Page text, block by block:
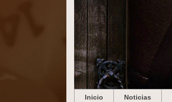
Inicio Noticias